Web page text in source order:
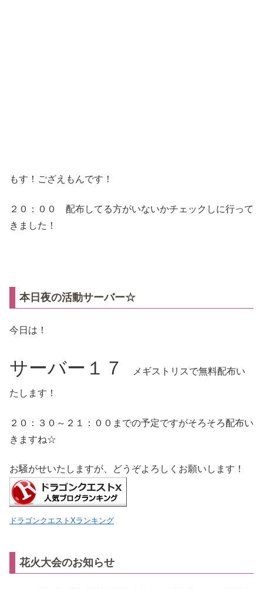
もす！ござえもんです！
２０：００ 配布してる方がいないかチェックしに行って
きました！
本日夜の活動サーバー☆
今日は！
サーバー１７ メギストリスで無料配布い
たします！
２０：３０～２１：００までの予定ですがそろそろ配布い
きますね☆
お騒がせいたしますが、どうぞよろしくお願いします！
ドラゴンクエストXランキング
花火大会のお知らせ